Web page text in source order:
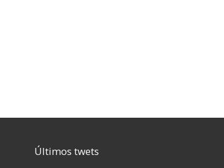
Últimos twets